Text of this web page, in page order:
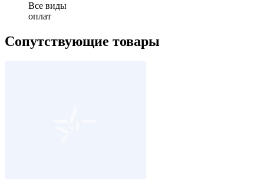
Все виды
оплат
Сопутствующие товары